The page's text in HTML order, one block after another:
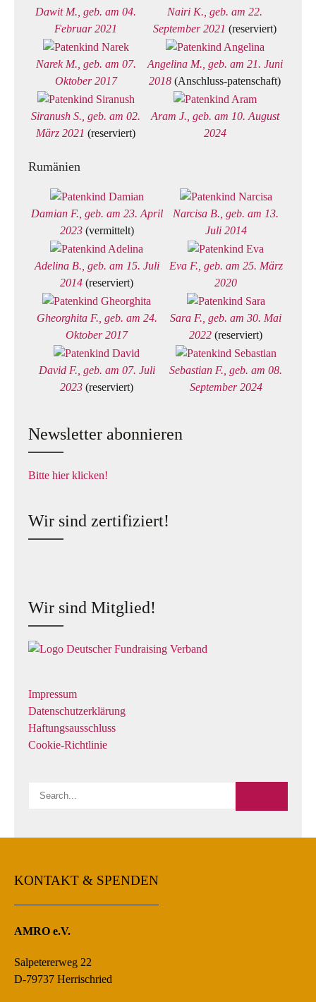
Dawit M., geb. am 04.
Februar 2021
Nairi K., geb. am 22.
September 2021 (reserviert)
Narek M., geb. am 07.
Oktober 2017
Angelina M., geb. am 21. Juni
2018 (Anschluss-patenschaft)
Siranush S., geb. am 02.
März 2021 (reserviert)
Aram J., geb. am 10. August
2024
Rumänien
Damian F., geb. am 23. April
2023(vermittelt)
Narcisa B., geb. am 13.
Juli 2014
Adelina B., geb. am 15. Juli
2014 (reserviert)
Eva F., geb. am 25. März
2020
Gheorghita F., geb. am 24.
Oktober 2017
Sara F., geb. am 30. Mai
2022 (reserviert)
David F., geb. am 07. Juli
2023 (reserviert)
Sebastian F., geb. am 08.
September 2024
Newsletter abonnieren
Bitte hier klicken!
Wir sind zertifiziert!
Wir sind Mitglied!
Impressum
Datenschutzerklärung
Haftungsausschluss
Cookie-Richtlinie
KONTAKT & SPENDEN
AMRO e.V.
Salpetererweg 22
D-79737 Herrischried